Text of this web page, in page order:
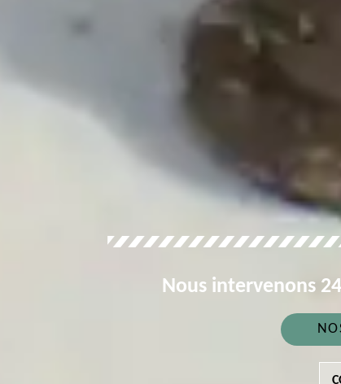
Nous intervenons